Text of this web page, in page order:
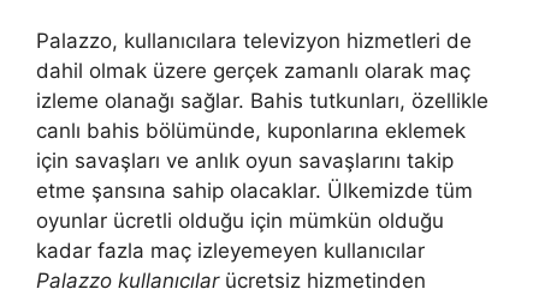
Palazzo, kullanıcılara televizyon hizmetleri de
dahil olmak üzere gerçek zamanlı olarak maç
izleme olanağı sağlar. Bahis tutkunları, özellikle
canlı bahis bölümünde, kuponlarına eklemek
için savaşları ve anlık oyun savaşlarını takip
etme şansına sahip olacaklar. Ülkemizde tüm
oyunlar ücretli olduğu için mümkün olduğu
kadar fazla maç izleyemeyen kullanıcılar
Palazzo kullanıcılarücretsiz hizmetinden